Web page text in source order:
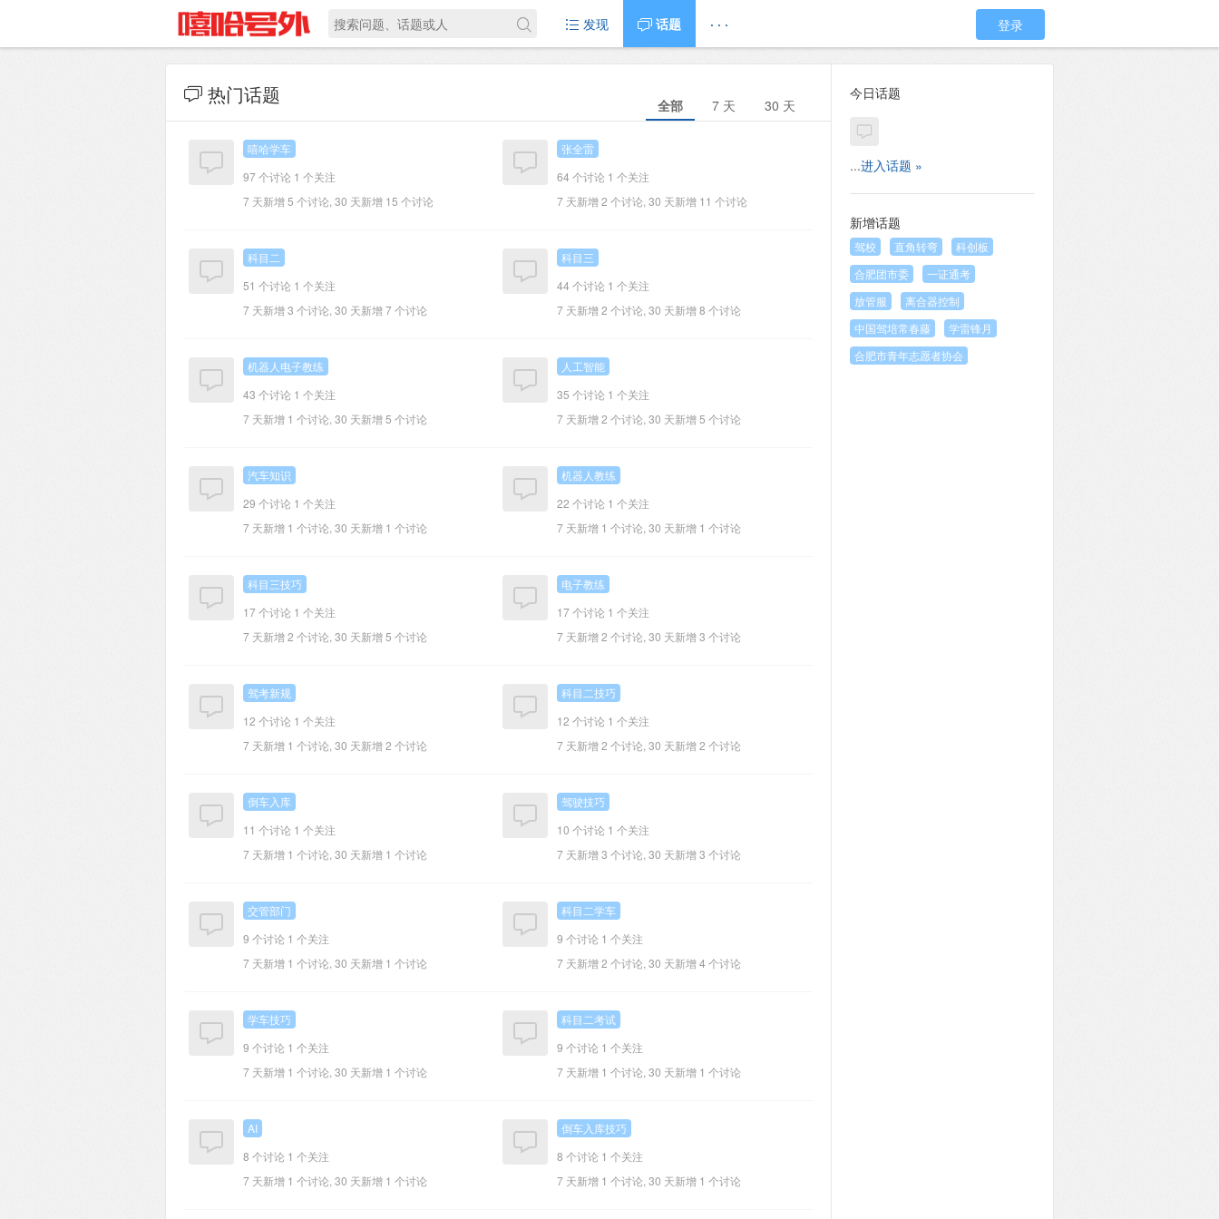
发现 话题 · · · 登录
30 天
7 天
全部
热门话题
嘻哈学车
97 个讨论 1 个关注
7 天新增 5 个讨论, 30 天新增 15 个讨论
张全雷
64 个讨论 1 个关注
7 天新增 2 个讨论, 30 天新增 11 个讨论
科目二
51 个讨论 1 个关注
7 天新增 3 个讨论, 30 天新增 7 个讨论
科目三
44 个讨论 1 个关注
7 天新增 2 个讨论, 30 天新增 8 个讨论
机器人电子教练
43 个讨论 1 个关注
7 天新增 1 个讨论, 30 天新增 5 个讨论
人工智能
35 个讨论 1 个关注
7 天新增 2 个讨论, 30 天新增 5 个讨论
汽车知识
29 个讨论 1 个关注
7 天新增 1 个讨论, 30 天新增 1 个讨论
机器人教练
22 个讨论 1 个关注
7 天新增 1 个讨论, 30 天新增 1 个讨论
科目三技巧
17 个讨论 1 个关注
7 天新增 2 个讨论, 30 天新增 5 个讨论
电子教练
17 个讨论 1 个关注
7 天新增 2 个讨论, 30 天新增 3 个讨论
驾考新规
12 个讨论 1 个关注
7 天新增 1 个讨论, 30 天新增 2 个讨论
科目二技巧
12 个讨论 1 个关注
7 天新增 2 个讨论, 30 天新增 2 个讨论
倒车入库
11 个讨论 1 个关注
7 天新增 1 个讨论, 30 天新增 1 个讨论
驾驶技巧
10 个讨论 1 个关注
7 天新增 3 个讨论, 30 天新增 3 个讨论
交管部门
9 个讨论 1 个关注
7 天新增 1 个讨论, 30 天新增 1 个讨论
科目二学车
9 个讨论 1 个关注
7 天新增 2 个讨论, 30 天新增 4 个讨论
学车技巧
9 个讨论 1 个关注
7 天新增 1 个讨论, 30 天新增 1 个讨论
科目二考试
9 个讨论 1 个关注
7 天新增 1 个讨论, 30 天新增 1 个讨论
AI
8 个讨论 1 个关注
7 天新增 1 个讨论, 30 天新增 1 个讨论
倒车入库技巧
8 个讨论 1 个关注
7 天新增 1 个讨论, 30 天新增 1 个讨论
今日话题
...进入话题 »
新增话题
驾校 直角转弯
科创板
合肥团市委
一证通考
放管服
离合器控制
中国驾培常春藤
学雷锋月
合肥市青年志愿者协会